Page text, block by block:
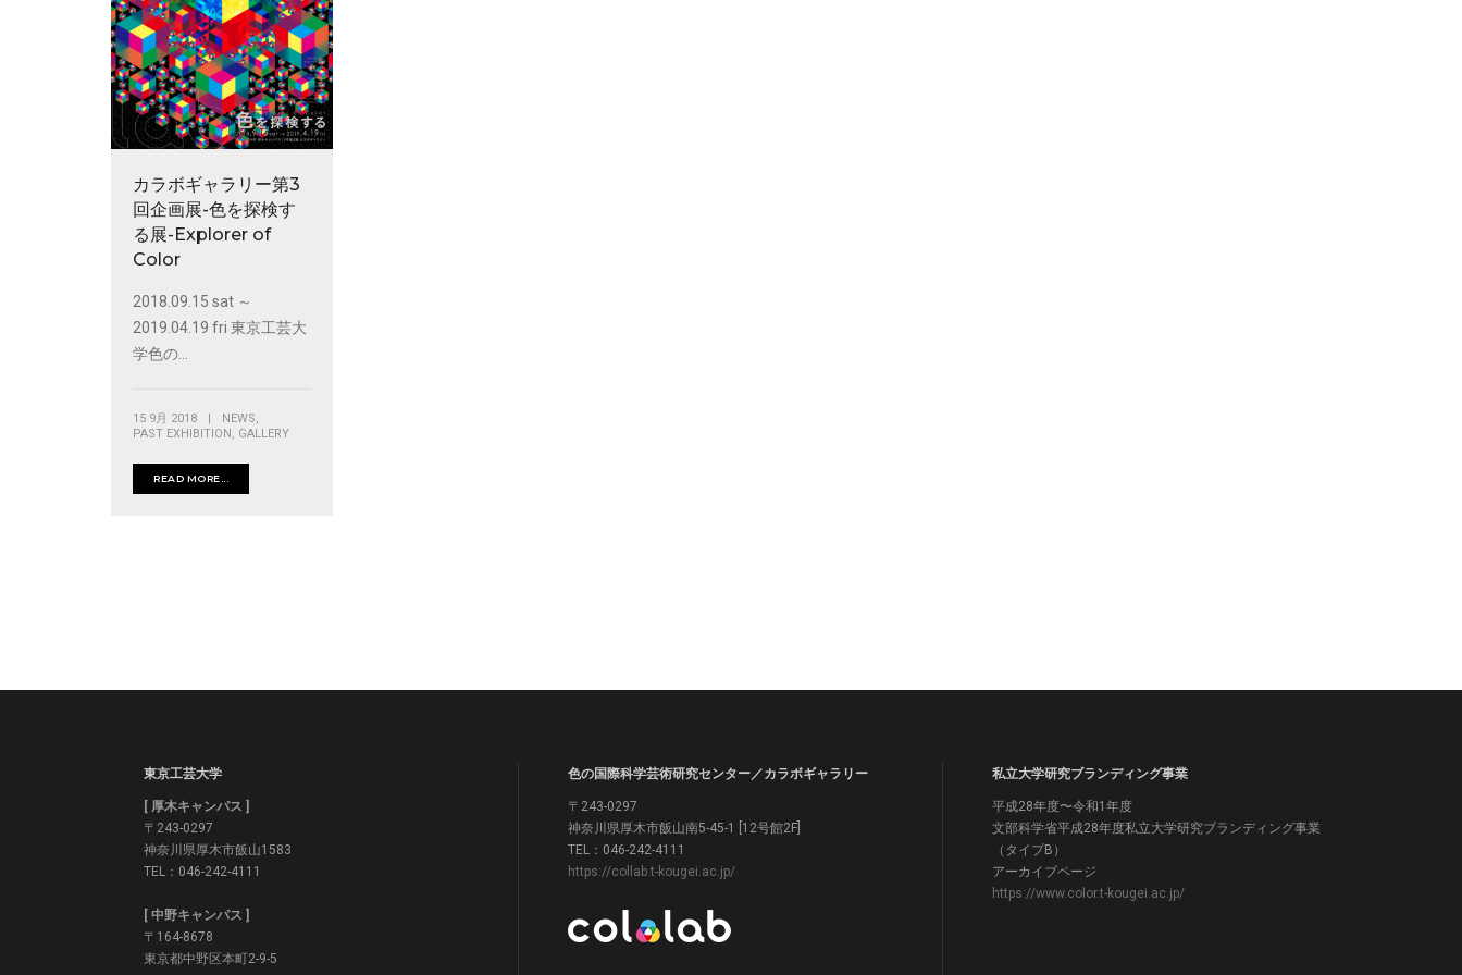
カラボギャラリー第3
回企画展-色を探検す
る展-Explorer of
Color
2018.09.15 sat ～
2019.04.19 fri 東京工芸大
学色の...
15 9月 2018 | NEWS,
PAST EXHIBITION, GALLERY
READ MORE...
東京工芸大学
[ 厚木キャンパス ]
〒243-0297
神奈川県厚木市飯山1583
TEL：046-242-4111
[ 中野キャンパス ]
〒164-8678
東京都中野区本町2-9-5
色の国際科学芸術研究センター／カラボギャラリー
〒243-0297
神奈川県厚木市飯山南5-45-1 [12号館2F]
TEL：046-242-4111
https://collab.t-kougei.ac.jp/
私立大学研究ブランディング事業
平成28年度〜令和1年度
文部科学省平成28年度私立大学研究ブランディング事業
（タイプB）
アーカイブページ
https://www.color.t-kougei.ac.jp/